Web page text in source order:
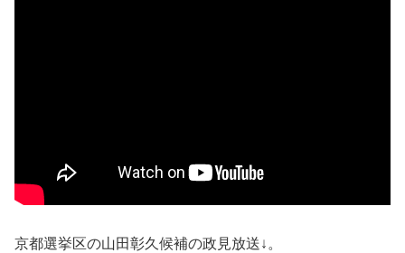
京都選挙区の山田彰久候補の政見放送↓。